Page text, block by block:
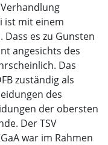
ist mit einem
es zu Gunsten
angesichts des
Das
zuständig als
des
der obersten
Der TSV
war im Rahmen